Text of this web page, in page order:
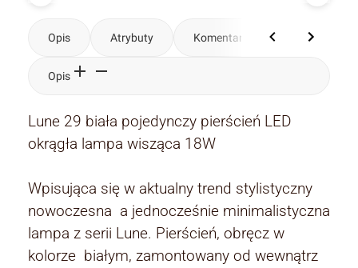
Opis Atrybuty Komentarze
Opis
Lune 29 biała pojedynczy pierścień LED
okrągła lampa wisząca 18W
Wpisująca się w aktualny trend stylistyczny
nowoczesna a jednocześnie minimalistyczna
lampa z serii Lune. Pierścień, obręcz w
kolorze białym, zamontowany od wewnątrz